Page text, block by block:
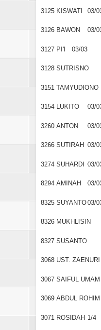
3125 KISWATI 03/
3126 BAWON 03/
3127 PI'I 03/03
3128 SUTRISNO
3151 TAMYUDIONO
3154 LUKITO 03/
3260 ANTON 03/
3266 SUTIRAH 03/
3274 SUHARDI 03/
8294 AMINAH 03/
8325 SUYANTO03/
8326 MUKHLISIN
8327 SUSANTO
3068 UST. ZAENURI
3067 SAIFUL UMAM
3069 ABDUL ROHIM
3071 ROSIDAH 1/4